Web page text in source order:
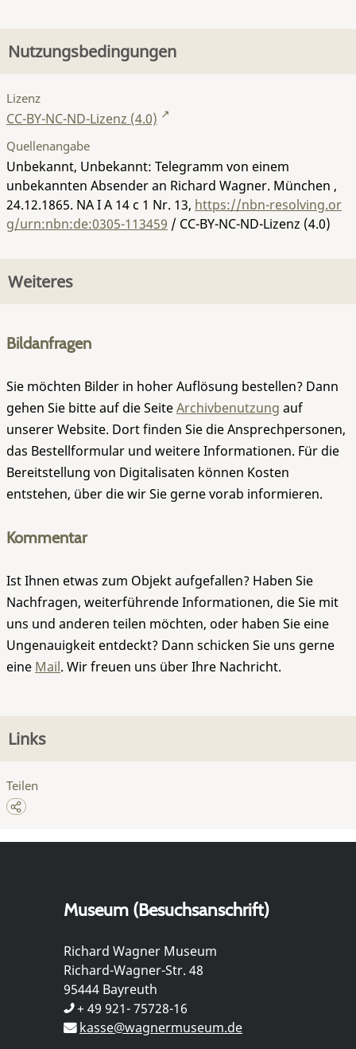
Nutzungsbedingungen
Lizenz
CC-BY-NC-ND-Lizenz (4.0)
Quellenangabe
Unbekannt, Unbekannt: Telegramm von einem
unbekannten Absender an Richard Wagner. München ,
24.12.1865. NA I A 14 c 1 Nr. 13, https://nbn-resolving.or
g/urn:nbn:de:0305-113459 / CC-BY-NC-ND-Lizenz (4.0)
Weiteres
Bildanfragen
Sie möchten Bilder in hoher Auflösung bestellen? Dann
gehen Sie bitte auf die SeiteArchivbenutzung auf
unserer Website. Dort finden Sie die Ansprechpersonen,
das Bestellformular und weitere Informationen. Für die
Bereitstellung von Digitalisaten können Kosten
entstehen, über die wir Sie gerne vorab informieren.
Kommentar
Ist Ihnen etwas zum Objekt aufgefallen? Haben Sie
Nachfragen, weiterführende Informationen, die Sie mit
uns und anderen teilen möchten, oder haben Sie eine
Ungenauigkeit entdeckt? Dann schicken Sie uns gerne
eine Mail. Wir freuen uns über Ihre Nachricht.
Links
Teilen
Museum (Besuchsanschrift)
Richard Wagner Museum
Richard-Wagner-Str. 48
95444 Bayreuth
+ 49 921- 75728-16
kasse@wagnermuseum.de